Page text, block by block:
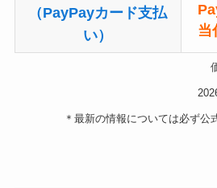
（PayPayカード支払
い）
当
＊最新の情報については必ず公